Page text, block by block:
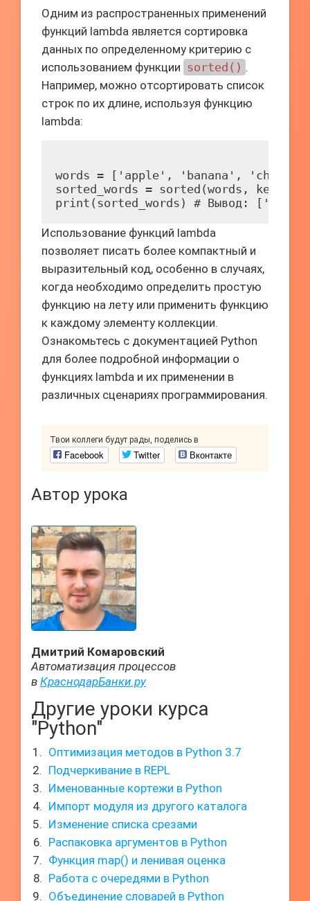
Одним из распространенных применений
функций lambda является сортировка
данных по определенному критерию с
использованием функции sorted() .
Например, можно отсортировать список
строк по их длине, используя функцию
lambda:
words = ['apple', 'banana',
sorted_words = sorted(words,
Использование функций lambda
позволяет писать более компактный и
выразительный код, особенно в случаях,
когда необходимо определить простую
функцию на лету или применить функцию
к каждому элементу коллекции.
Ознакомьтесь с документацией Python
для более подробной информации о
функциях lambda и их применении в
различных сценариях программирования.
Твои коллеги будут рады, поделись в
Facebook Twitter Вконтакте
Автор урока
Дмитрий Комаровский
Автоматизация процессов
в КраснодарБанки.ру
Другие уроки курса
"Python"
Оптимизация методов в Python 3.7
Подчеркивание в REPL
Именованные кортежи в Python
Импорт модуля из другого каталога
Изменение списка срезами
Распаковка аргументов в Python
Функция map() и ленивая оценка
Работа с очередями в Python
Объединение словарей в Python